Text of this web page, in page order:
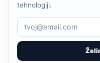
tehnologiji.